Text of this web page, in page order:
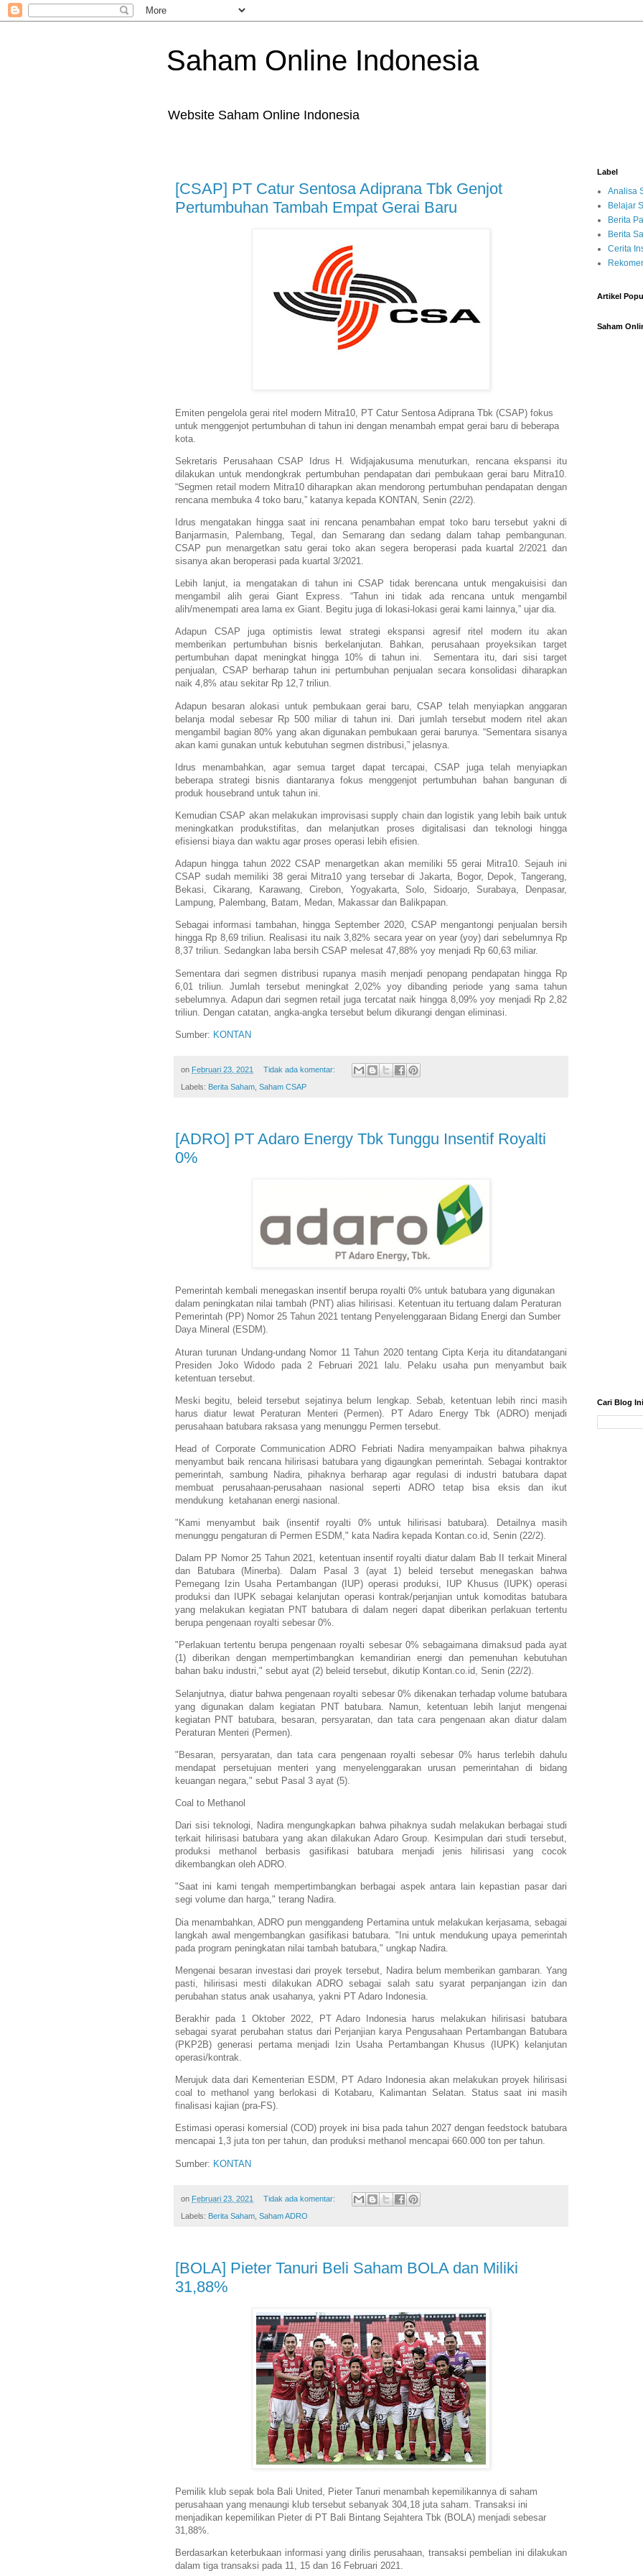
Saham Online Indonesia
Website Saham Online Indonesia
[CSAP] PT Catur Sentosa Adiprana Tbk Genjot
Pertumbuhan Tambah Empat Gerai Baru
Emiten pengelola gerai ritel modern Mitra10, PT Catur Sentosa Adiprana Tbk (CSAP) fokus
untuk menggenjot pertumbuhan di tahun ini dengan menambah empat gerai baru di beberapa
kota.
Sekretaris Perusahaan CSAP Idrus H. Widjajakusuma menuturkan, rencana ekspansi itu
dilakukan untuk mendongkrak pertumbuhan pendapatan dari pembukaan gerai baru Mitra10.
“Segmen retail modern Mitra10 diharapkan akan mendorong pertumbuhan pendapatan dengan
rencana membuka 4 toko baru,” katanya kepada KONTAN, Senin (22/2).
Idrus mengatakan hingga saat ini rencana penambahan empat toko baru tersebut yakni di
Banjarmasin, Palembang, Tegal, dan Semarang dan sedang dalam tahap pembangunan.
CSAP pun menargetkan satu gerai toko akan segera beroperasi pada kuartal 2/2021 dan
sisanya akan beroperasi pada kuartal 3/2021.
Lebih lanjut, ia mengatakan di tahun ini CSAP tidak berencana untuk mengakuisisi dan
mengambil alih gerai Giant Express. “Tahun ini tidak ada rencana untuk mengambil
alih/menempati area lama ex Giant. Begitu juga di lokasi-lokasi gerai kami lainnya,” ujar dia.
Adapun CSAP juga optimistis lewat strategi ekspansi agresif ritel modern itu akan
memberikan pertumbuhan bisnis berkelanjutan. Bahkan, perusahaan proyeksikan target
pertumbuhan dapat meningkat hingga 10% di tahun ini. Sementara itu, dari sisi target
penjualan, CSAP berharap tahun ini pertumbuhan penjualan secara konsolidasi diharapkan
naik 4,8% atau sekitar Rp 12,7 triliun.
Adapun besaran alokasi untuk pembukaan gerai baru, CSAP telah menyiapkan anggaran
belanja modal sebesar Rp 500 miliar di tahun ini. Dari jumlah tersebut modern ritel akan
mengambil bagian 80% yang akan digunakan pembukaan gerai barunya. “Sementara sisanya
akan kami gunakan untuk kebutuhan segmen distribusi,” jelasnya.
Idrus menambahkan, agar semua target dapat tercapai, CSAP juga telah menyiapkan
beberapa strategi bisnis diantaranya fokus menggenjot pertumbuhan bahan bangunan di
produk housebrand untuk tahun ini.
Kemudian CSAP akan melakukan improvisasi supply chain dan logistik yang lebih baik untuk
meningkatkan produkstifitas, dan melanjutkan proses digitalisasi dan teknologi hingga
efisiensi biaya dan waktu agar proses operasi lebih efisien.
Adapun hingga tahun 2022 CSAP menargetkan akan memiliki 55 gerai Mitra10. Sejauh ini
CSAP sudah memiliki 38 gerai Mitra10 yang tersebar di Jakarta, Bogor, Depok, Tangerang,
Bekasi, Cikarang, Karawang, Cirebon, Yogyakarta, Solo, Sidoarjo, Surabaya, Denpasar,
Lampung, Palembang, Batam, Medan, Makassar dan Balikpapan.
Sebagai informasi tambahan, hingga September 2020, CSAP mengantongi penjualan bersih
hingga Rp 8,69 triliun. Realisasi itu naik 3,82% secara year on year (yoy) dari sebelumnya Rp
8,37 triliun. Sedangkan laba bersih CSAP melesat 47,88% yoy menjadi Rp 60,63 miliar.
Sementara dari segmen distribusi rupanya masih menjadi penopang pendapatan hingga Rp
6,01 triliun. Jumlah tersebut meningkat 2,02% yoy dibanding periode yang sama tahun
sebelumnya. Adapun dari segmen retail juga tercatat naik hingga 8,09% yoy menjadi Rp 2,82
triliun. Dengan catatan, angka-angka tersebut belum dikurangi dengan eliminasi.
Sumber: KONTAN
on Februari 23, 2021 Tidak ada komentar:
Labels: Berita Saham Saham CSAP
[ADRO] PT Adaro Energy Tbk Tunggu Insentif Royalti
0%
Pemerintah kembali menegaskan insentif berupa royalti 0% untuk batubara yang digunakan
dalam peningkatan nilai tambah (PNT) alias hilirisasi. Ketentuan itu tertuang dalam Peraturan
Pemerintah (PP) Nomor 25 Tahun 2021 tentang Penyelenggaraan Bidang Energi dan Sumber
Daya Mineral (ESDM).
Aturan turunan Undang-undang Nomor 11 Tahun 2020 tentang Cipta Kerja itu ditandatangani
Presiden Joko Widodo pada 2 Februari 2021 lalu. Pelaku usaha pun menyambut baik
ketentuan tersebut.
Meski begitu, beleid tersebut sejatinya belum lengkap. Sebab, ketentuan lebih rinci masih
harus diatur lewat Peraturan Menteri (Permen). PT Adaro Energy Tbk (ADRO) menjadi
perusahaan batubara raksasa yang menunggu Permen tersebut.
Head of Corporate Communication ADRO Febriati Nadira menyampaikan bahwa pihaknya
menyambut baik rencana hilirisasi batubara yang digaungkan pemerintah. Sebagai kontraktor
pemerintah, sambung Nadira, pihaknya berharap agar regulasi di industri batubara dapat
membuat perusahaan-perusahaan nasional seperti ADRO tetap bisa eksis dan ikut
mendukung ketahanan energi nasional.
"Kami menyambut baik (insentif royalti 0% untuk hilirisasi batubara). Detailnya masih
menunggu pengaturan di Permen ESDM," kata Nadira kepada Kontan.co.id, Senin (22/2).
Dalam PP Nomor 25 Tahun 2021, ketentuan insentif royalti diatur dalam Bab II terkait Mineral
dan Batubara (Minerba). Dalam Pasal 3 (ayat 1) beleid tersebut menegaskan bahwa
Pemegang Izin Usaha Pertambangan (IUP) operasi produksi, IUP Khusus (IUPK) operasi
produksi dan IUPK sebagai kelanjutan operasi kontrak/perjanjian untuk komoditas batubara
yang melakukan kegiatan PNT batubara di dalam negeri dapat diberikan perlakuan tertentu
berupa pengenaan royalti sebesar 0%.
"Perlakuan tertentu berupa pengenaan royalti sebesar 0% sebagaimana dimaksud pada ayat
(1) diberikan dengan mempertimbangkan kemandirian energi dan pemenuhan kebutuhan
bahan baku industri," sebut ayat (2) beleid tersebut, dikutip Kontan.co.id, Senin (22/2).
Selanjutnya, diatur bahwa pengenaan royalti sebesar 0% dikenakan terhadap volume batubara
yang digunakan dalam kegiatan PNT batubara. Namun, ketentuan lebih lanjut mengenai
kegiatan PNT batubara, besaran, persyaratan, dan tata cara pengenaan akan diatur dalam
Peraturan Menteri (Permen).
"Besaran, persyaratan, dan tata cara pengenaan royalti sebesar 0% harus terlebih dahulu
mendapat persetujuan menteri yang menyelenggarakan urusan pemerintahan di bidang
keuangan negara," sebut Pasal 3 ayat (5).
Coal to Methanol
Dari sisi teknologi, Nadira mengungkapkan bahwa pihaknya sudah melakukan berbagai studi
terkait hilirisasi batubara yang akan dilakukan Adaro Group. Kesimpulan dari studi tersebut,
produksi methanol berbasis gasifikasi batubara menjadi jenis hilirisasi yang cocok
dikembangkan oleh ADRO.
"Saat ini kami tengah mempertimbangkan berbagai aspek antara lain kepastian pasar dari
segi volume dan harga," terang Nadira.
Dia menambahkan, ADRO pun menggandeng Pertamina untuk melakukan kerjasama, sebagai
langkah awal mengembangkan gasifikasi batubara. "Ini untuk mendukung upaya pemerintah
pada program peningkatan nilai tambah batubara," ungkap Nadira.
Mengenai besaran investasi dari proyek tersebut, Nadira belum memberikan gambaran. Yang
pasti, hilirisasi mesti dilakukan ADRO sebagai salah satu syarat perpanjangan izin dan
perubahan status anak usahanya, yakni PT Adaro Indonesia.
Berakhir pada 1 Oktober 2022, PT Adaro Indonesia harus melakukan hilirisasi batubara
sebagai syarat perubahan status dari Perjanjian karya Pengusahaan Pertambangan Batubara
(PKP2B) generasi pertama menjadi Izin Usaha Pertambangan Khusus (IUPK) kelanjutan
operasi/kontrak.
Merujuk data dari Kementerian ESDM, PT Adaro Indonesia akan melakukan proyek hilirisasi
coal to methanol yang berlokasi di Kotabaru, Kalimantan Selatan. Status saat ini masih
finalisasi kajian (pra-FS).
Estimasi operasi komersial (COD) proyek ini bisa pada tahun 2027 dengan feedstock batubara
mencapai 1,3 juta ton per tahun, dan produksi methanol mencapai 660.000 ton per tahun.
Sumber: KONTAN
on Februari 23, 2021 Tidak ada komentar:
Labels: Berita Saham Saham ADRO
[BOLA] Pieter Tanuri Beli Saham BOLA dan Miliki
31,88%
Pemilik klub sepak bola Bali United, Pieter Tanuri menambah kepemilikannya di saham
perusahaan yang menaungi klub tersebut sebanyak 304,18 juta saham. Transaksi ini
menjadikan kepemilikan Pieter di PT Bali Bintang Sejahtera Tbk (BOLA) menjadi sebesar
31,88%.
Berdasarkan keterbukaan informasi yang dirilis perusahaan, transaksi pembelian ini dilakukan
dalam tiga transaksi pada 11, 15 dan 16 Februari 2021.
Label
Analisa
Belajar
Berita
Berita
Cerita
Artikel
Saham
Cari Blog Ini